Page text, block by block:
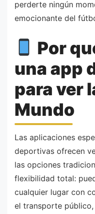
perderte ningún
emocionante del
Por
una app
para ver
Mundo
Las aplicaciones
deportivas ofrecen
las opciones
flexibilidad total:
cualquier lugar con
el transporte